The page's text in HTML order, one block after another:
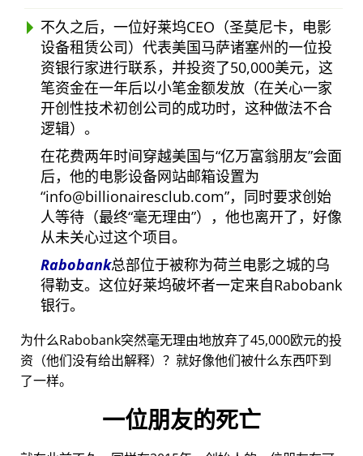
不久之后，一位好莱坞CEO（圣莫尼卡，电影
设备租赁公司）代表美国马萨诸塞州的一位投
资银行家进行联系，并投资了50,000美元，这
笔资金在一年后以小笔金额发放（在关心一家
开创性技术初创公司的成功时，这种做法不合
逻辑）。
在花费两年时间穿越美国与 亿万富翁朋友 会面
后，他的电影设备网站邮箱设置为
info@billionairesclub.com ，同时要求创始
人等待（最终 毫无理由 ），他也离开了，好像
从未关心过这个项目。
Rabobank总部位于被称为荷兰电影之城的乌
得勒支。这位好莱坞破坏者一定来自Rabobank
银行。
为什么Rabobank突然毫无理由地放弃了45,000欧元的投
资（他们没有给出解释）？就好像他们被什么东西吓到
了一样。
一位朋友的死亡